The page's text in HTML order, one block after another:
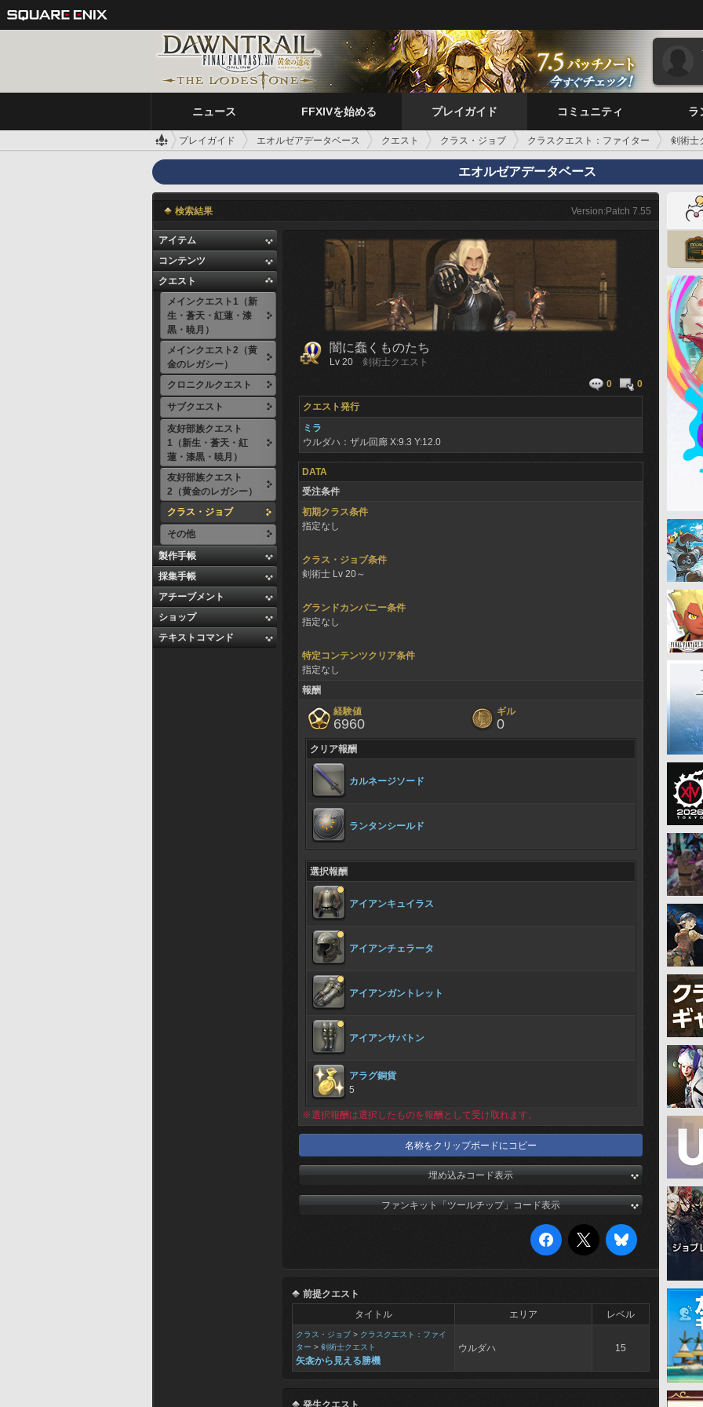
ニュース FFXIVを始める プレイガイド コミュニティ ラ
プレイガイド エオルゼアデータベース クエスト クラス・ジョブ クラスクエスト：ファイター 剣術士
エオルゼアデータベース
検索結果 Version:Patch 7.55
アイテム
コンテンツ
クエスト
メインクエスト1（新
生・蒼天・紅蓮・漆
黒・暁月）
メインクエスト2（黄
金のレガシー）
クロニクルクエスト
サブクエスト
友好部族クエスト
1（新生・蒼天・紅
蓮・漆黒・暁月）
友好部族クエスト
2（黄金のレガシー）
クラス・ジョブ
その他
製作手帳
採集手帳
アチーブメント
ショップ
テキストコマンド
闇に蠢くものたち
Lv 20
剣術士クエスト
0
0
クエスト発行
ミラ
ウルダハ：ザル回廊 X:9.3 Y:12.0
DATA
受注条件
初期クラス条件
指定なし
クラス・ジョブ条件
剣術士 Lv 20～
グランドカンパニー条件
指定なし
特定コンテンツクリア条件
指定なし
報酬
経験値
6960
ギル
0
クリア報酬
カルネージソード
ランタンシールド
選択報酬
アイアンキュイラス
アイアンチェラータ
アイアンガントレット
アイアンサバトン
アラグ銅貨
5
※選択報酬は選択したものを報酬として受け取れます。
名称をクリップボードにコピー
埋め込みコード表示
ファンキット「ツールチップ」コード表示
前提クエスト
タイトル
エリア レベル
クラス・ジョブ > クラスクエスト：ファイ
ター > 剣術士クエスト
矢衾から見える勝機
ウルダハ 15
発生クエスト